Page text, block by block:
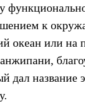
к
океан или на
дал название